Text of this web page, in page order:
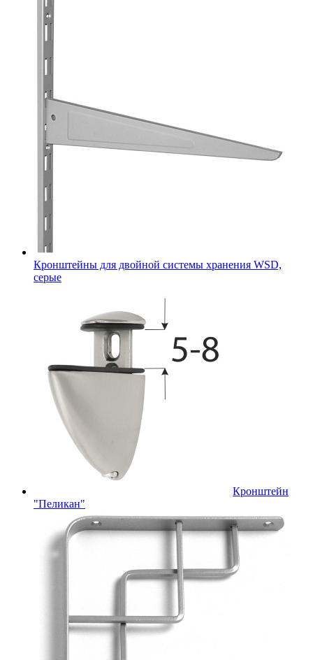
Кронштейны для двойной системы хранения WSD,
серые
Кронштейн
"Пеликан"